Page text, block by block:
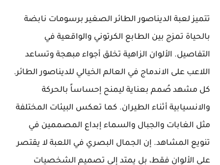
تتميز لعبة الديناصور الطائر الصغير برسومات نابضة
بالحياة تمزج بين الطابع الكرتوني والواقعية في
التفاصيل. الألوان الزاهية تخلق أجواء مبهجة وتساعد
اللاعب على الاندماج في العالم الخيالي للديناصور الطائر.
كل مشهد صُمم بعناية ليمنح إحساساً بالحركة
والانسيابية أثناء الطيران. كما تعكس البيئات المختلفة
مثل الغابات والجبال والسماء إبداع المصممين في
تنويع المشاهد. إن الجمال البصري في اللعبة لا يقتصر
على الألوان فقط، بل يمتد إلى تصميم الشخصيات